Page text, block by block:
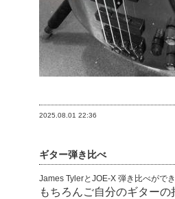
2025.08.01 22:36
ギター弾き比べ
James TylerとJOE-X 弾き比べがで
もちろんご自分のギター